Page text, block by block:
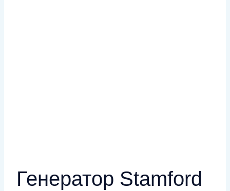
Генератор Stamford